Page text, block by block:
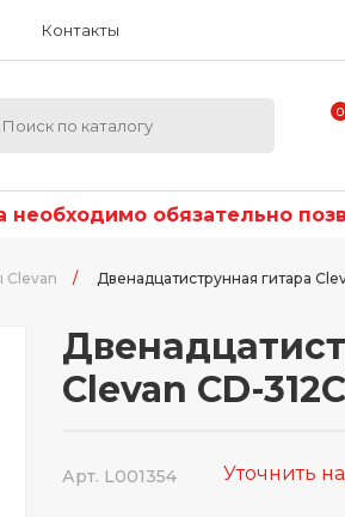
Контакты
0
обязательно
Clevan / Двенадцатиструнная гитара
Clevan CD-312C
Арт. L001354 Уточнить